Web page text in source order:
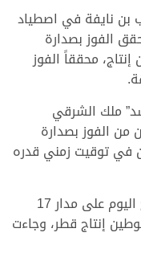
بن نايفة في اصطياد
الفوز بصدارة
محققاً الفوز
ملك الشرقي
الفوز بصدارة
في توقيت زمني قدره
وتوالت انطلاقات الحقايق العامة صباح اليوم على مدار 17
وآخر شوطين إنتاج قطر، وجاءت